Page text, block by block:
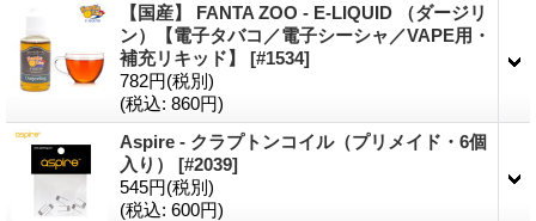
【国産】 FANTA ZOO - E-LIQUID （ダージリ
ン）【電子タバコ／電子シーシャ／VAPE用・
補充リキッド】 [#1534]
782円(税別)
(税込: 860円)
Aspire - クラプトンコイル（プリメイド・6個
入り） [#2039]
545円(税別)
(税込: 600円)